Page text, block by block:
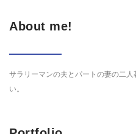
About me!
サラリーマンの夫とパートの妻の二
い。